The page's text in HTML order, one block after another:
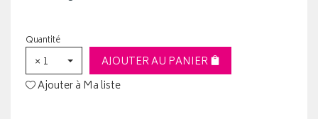
Quantité
× 1
AJOUTER AU PANIER
Ajouter à Ma liste